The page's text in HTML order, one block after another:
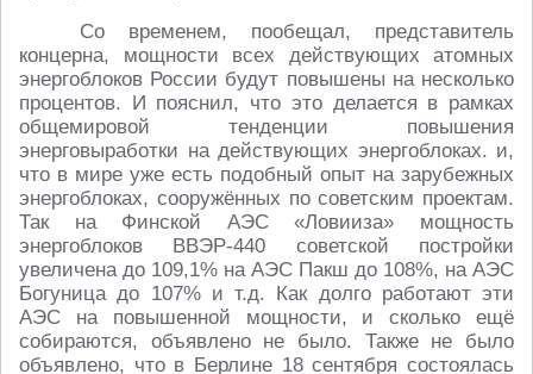
Со временем, пообещал, представитель
концерна, мощности всех действующих атомных
энергоблоков России будут повышены на несколько
процентов. И пояснил, что это делается в рамках
общемировой тенденции повышения
энерговыработки на действующих энергоблоках. и,
что в мире уже есть подобный опыт на зарубежных
энергоблоках, сооружённых по советским проектам.
Так на Финской АЭС «Ловииза» мощность
энергоблоков ВВЭР-440 советской постройки
увеличена до 109,1% на АЭС Пакш до 108%, на АЭС
Богуница до 107% и т.д. Как долго работают эти
АЭС на повышенной мощности, и сколько ещё
собираются, объявлено не было. Также не было
объявлено, что в Берлине 18 сентября состоялась